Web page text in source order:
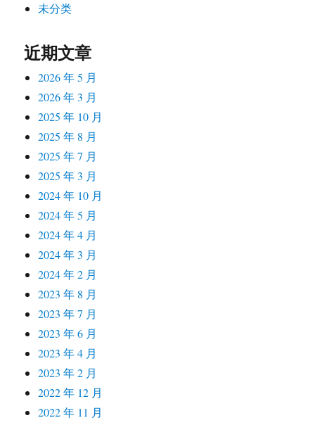
未分类
近期文章
2026 年 5 月
2026 年 3 月
2025 年 10 月
2025 年 8 月
2025 年 7 月
2025 年 3 月
2024 年 10 月
2024 年 5 月
2024 年 4 月
2024 年 3 月
2024 年 2 月
2023 年 8 月
2023 年 7 月
2023 年 6 月
2023 年 4 月
2023 年 2 月
2022 年 12 月
2022 年 11 月